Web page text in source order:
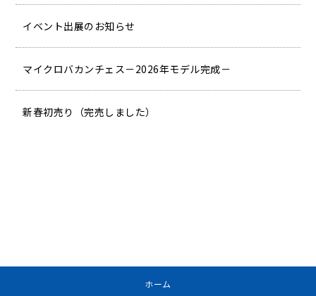
イベント出展のお知らせ
マイクロバカンチェス－2026年モデル完成－
新春初売り（完売しました）
ホーム